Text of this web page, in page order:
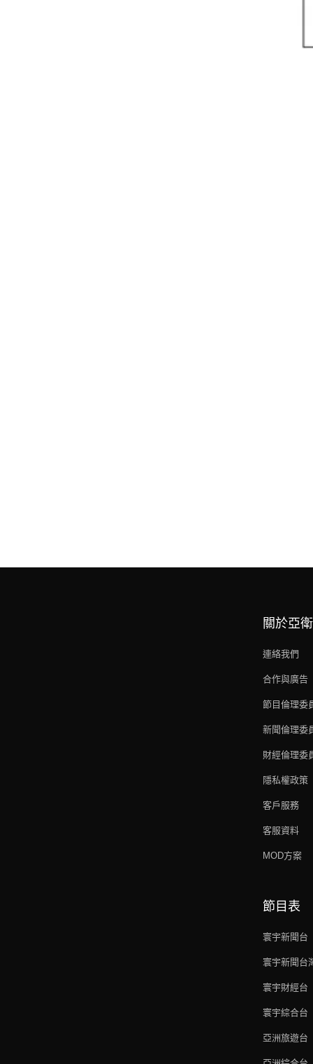
關於亞衛
連絡我們
合作與廣告
節目倫理委
新聞倫理委
財經倫理委
隱私權政策
客戶服務
客服資料
MOD方案
節目表
寰宇新聞台
寰宇新聞台
寰宇財經台
寰宇綜合台
亞洲旅遊台